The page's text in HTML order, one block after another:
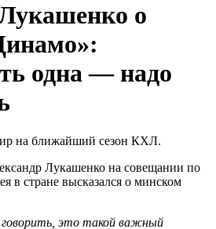
о
одна — надо
на ближайший сезон КХЛ.
Лукашенко на совещании по
в стране высказался о минском
это такой важный